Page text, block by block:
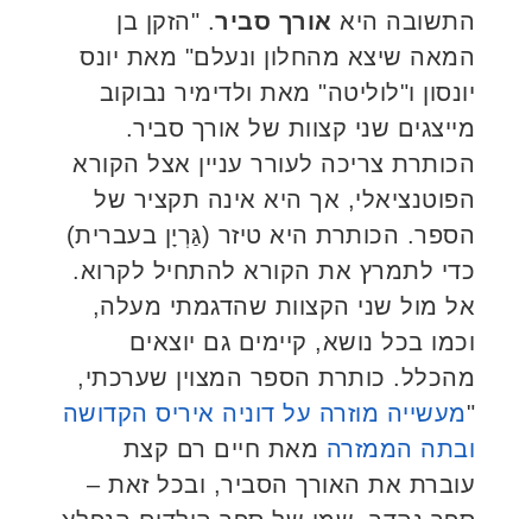
התשובה היא אורך סביר. "הזקן בן
המאה שיצא מהחלון ונעלם" מאת יונס
יונסון ו"לוליטה" מאת ולדימיר נבוקוב
מייצגים שני קצוות של אורך סביר.
הכותרת צריכה לעורר עניין אצל הקורא
הפוטנציאלי, אך היא אינה תקציר של
הספר. הכותרת היא טיזר (גַּרְיָן בעברית)
כדי לתמרץ את הקורא להתחיל לקרוא.
אל מול שני הקצוות שהדגמתי מעלה,
וכמו בכל נושא, קיימים גם יוצאים
מהכלל. כותרת הספר המצוין שערכתי,
"מעשייה מוזרה על דוניה איריס הקדושה
ובתה הממזרה מאת חיים רם קצת
עוברת את האורך הסביר, ובכל זאת –